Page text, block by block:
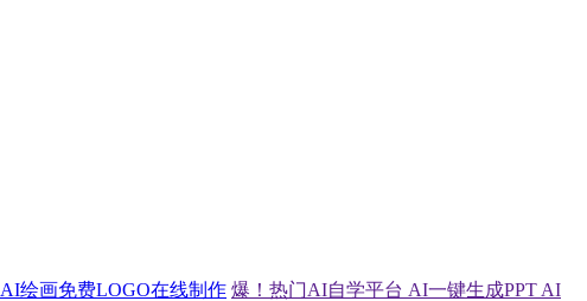
AI绘画免费LOGO在线制作 爆！热门AI自学平台 AI一键生成PPT AI